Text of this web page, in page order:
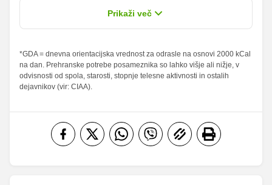
0 g
od teh
nasičene
maščobne
14.55 g
5.09 g
25 g 20.79 % 35.71 %
0.15 g 0.25 g 0.6 %
1 %
Folna kislina
0 g
0 g
Prikaži več
*GDA = dnevna orientacijska vrednost za odrasle na osnovi 2000 kCal
na dan. Prehranske potrebe posameznika so lahko višje ali nižje, v
odvisnosti od spola, starosti, stopnje telesne aktivnosti in ostalih
dejavnikov (vir: CIAA).